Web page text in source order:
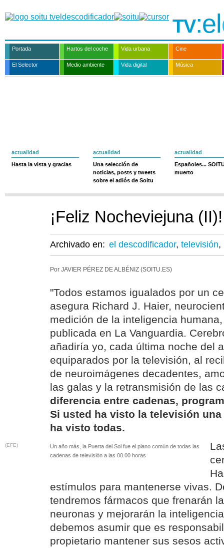
TV:el
Portada Hartos del coche Vida urbana Cine
El Selector Medio ambiente Vida digital Música
actualidad
Hasta la vista y gracias
actualidad
Una selección de
noticias, posts y tweets
sobre el adiós de Soitu
actualidad
Españoles...
muerto
¡Feliz Nocheviejuna (II)!
Archivado en: el descodificador, televisión,
Por JAVIER PÉREZ DE ALBÉNIZ (SOITU.ES)
"Todos estamos igualados por un
asegura Richard J. Haier,
medición de la inteligencia
publicada en La Vanguardia.
añadiría yo, cada última noche del
equiparados por la televisión, al
de neuroimágenes decadentes,
las galas y la retransmisión de las
diferencia entre cadenas,
Si usted ha visto la televisión
ha visto todas.
(EFE)
Un año más, la Puerta del Sol fue el plano común de todas las
cadenas de televisión a las 00.00 horas
estímulos para mantenerse vivas.
tendremos fármacos que frenarán
neuronas y mejorarán la
debemos asumir que es
propietario mantener sus sesos